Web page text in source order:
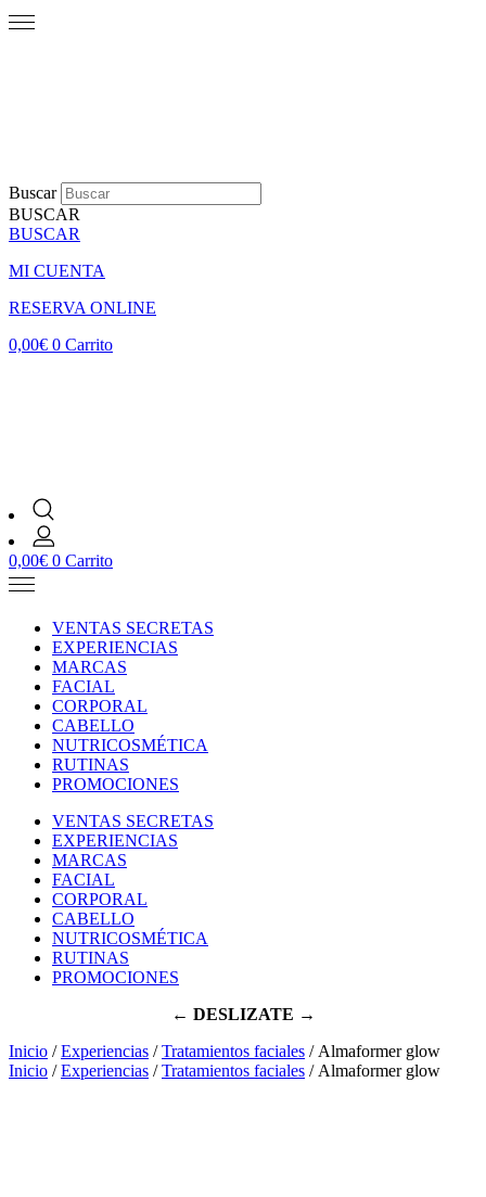
Buscar
BUSCAR
BUSCAR
MI CUENTA
RESERVA ONLINE
0,00€ 0 Carrito
0,00€ 0 Carrito
VENTAS SECRETAS
EXPERIENCIAS
MARCAS
FACIAL
CORPORAL
CABELLO
NUTRICOSMÉTICA
RUTINAS
PROMOCIONES
VENTAS SECRETAS
EXPERIENCIAS
MARCAS
FACIAL
CORPORAL
CABELLO
NUTRICOSMÉTICA
RUTINAS
PROMOCIONES
← DESLIZATE →
Inicio /Experiencias /Tratamientos faciales / Almaformer glow
Inicio /Experiencias /Tratamientos faciales / Almaformer glow